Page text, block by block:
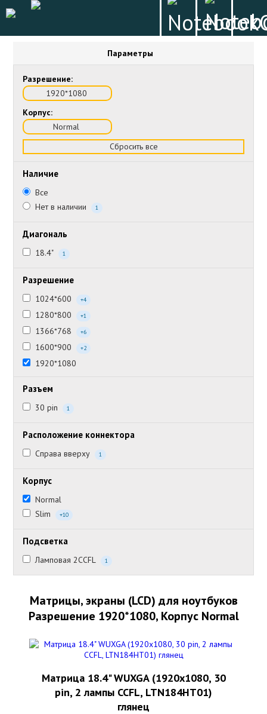
Параметры
Разрешение:
1920*1080
Корпус:
Normal
Сбросить все
Наличие
Все
Нет в наличии
1
Диагональ
18.4" 1
Разрешение
1024*600 +4
1280*800 +1
1366*768 +6
1600*900 +2
1920*1080
Разъем
30 pin 1
Расположение коннектора
Справа вверху 1
Корпус
Normal
Slim
+10
Подсветка
Ламповая 2CCFL 1
Матрицы, экраны (LCD) для ноутбуков
Разрешение 1920*1080, Корпус Normal
Матрица 18.4" WUXGA (1920x1080, 30
pin, 2 лампы CCFL, LTN184HT01)
глянец